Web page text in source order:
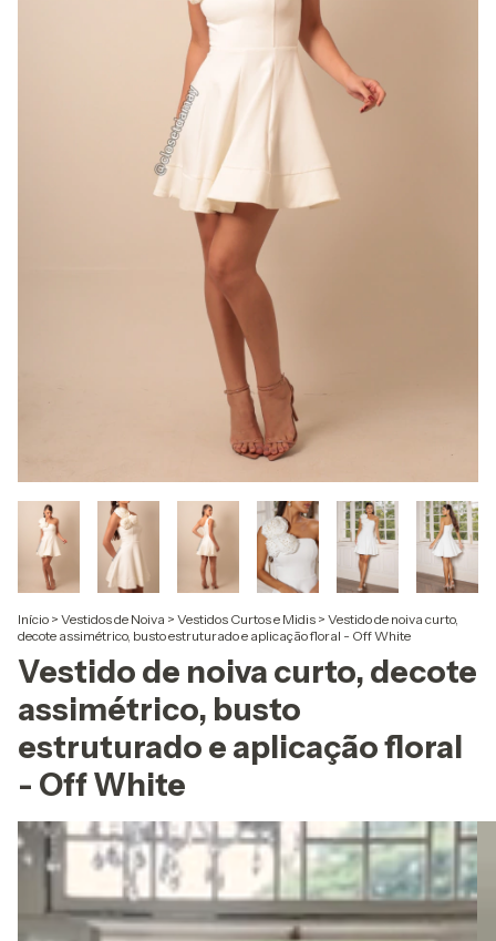
Início > Vestidos de Noiva > Vestidos Curtos e Midis > Vestido de noiva curto,
decote assimétrico, busto estruturado e aplicação floral - Off White
Vestido de noiva curto, decote
assimétrico, busto
estruturado e aplicação floral
- Off White